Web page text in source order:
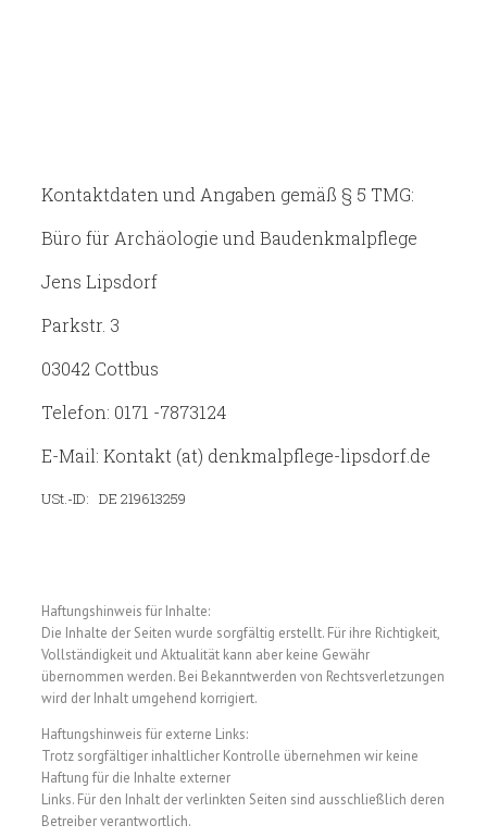
Kontaktdaten und Angaben gemäß § 5 TMG:
Büro für Archäologie und Baudenkmalpflege
Jens Lipsdorf
Parkstr. 3
03042 Cottbus
Telefon: 0171 -7873124
E-Mail: Kontakt (at) denkmalpflege-lipsdorf.de
USt.-ID: DE 219613259
Haftungshinweis für Inhalte:
Die Inhalte der Seiten wurde sorgfältig erstellt. Für ihre Richtigkeit,
Vollständigkeit und Aktualität kann aber keine Gewähr
übernommen werden. Bei Bekanntwerden von Rechtsverletzungen
wird der Inhalt umgehend korrigiert.
Haftungshinweis für externe Links:
Trotz sorgfältiger inhaltlicher Kontrolle übernehmen wir keine
Haftung für die Inhalte externer
Links. Für den Inhalt der verlinkten Seiten sind ausschließlich deren
Betreiber verantwortlich.